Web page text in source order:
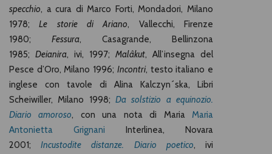
specchio, a cura di Marco Forti, Mondadori, Milano
1978;Le storie di Ariano, Vallecchi, Firenze
1980; Fessura, Casagrande, Bellinzona
1985; Deianira, ivi, 1997; Malâkut, All’insegna del
Pesce d’Oro, Milano 1996; Incontri, testo italiano e
inglese con tavole di Alina Kalczyn´ska, Libri
Scheiwiller, Milano 1998; Da solstizio a equinozio.
Diario amoroso, con una nota di MariaMaria
Antonietta Grignani Interlinea, Novara
2001;Incustodite distanze. Diario poetico, ivi